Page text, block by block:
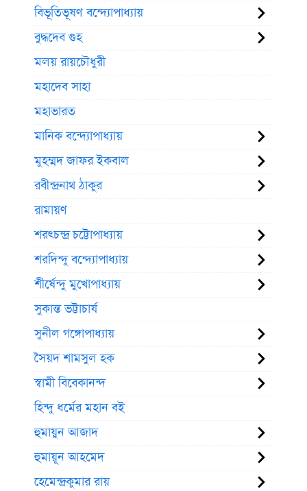
বিভূতিভূষণ বন্দ্যোপাধ্যায়
বুদ্ধদেব গুহ
মলয় রায়চৌধুরী
মহাদেব সাহা
মহাভারত
মানিক বন্দ্যোপাধ্যায়
মুহম্মদ জাফর ইকবাল
রবীন্দ্রনাথ ঠাকুর
রামায়ণ
শরৎচন্দ্র চট্টোপাধ্যায়
শরদিন্দু বন্দ্যোপাধ্যায়
শীর্ষেন্দু মুখোপাধ্যায়
সুকান্ত ভট্টাচার্য
সুনীল গঙ্গোপাধ্যায়
সৈয়দ শামসুল হক
স্বামী বিবেকানন্দ
হিন্দু ধর্মের মহান বই
হুমায়ুন আজাদ
হুমায়ূন আহমেদ
হেমেন্দ্রকুমার রায়